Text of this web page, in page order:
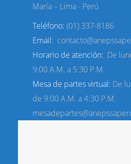
María – Lima - Perú
Teléfono: (01) 337-8186
Email:
Horario de atención: De
9:00 A.M. a 5:30 P.M.
Mesa de partes virtual: De
de 9:00 A.M. a 4:30 P.M.